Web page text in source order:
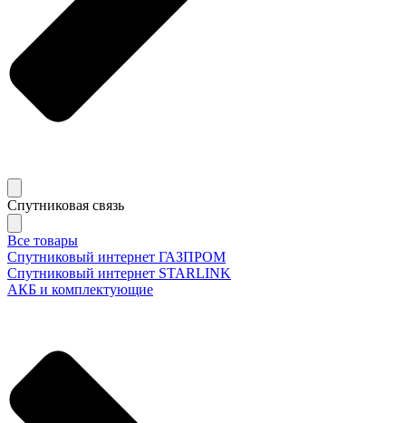
Спутниковая связь
Все товары
Спутниковый интернет ГАЗПРОМ
Спутниковый интернет STARLINK
АКБ и комплектующие